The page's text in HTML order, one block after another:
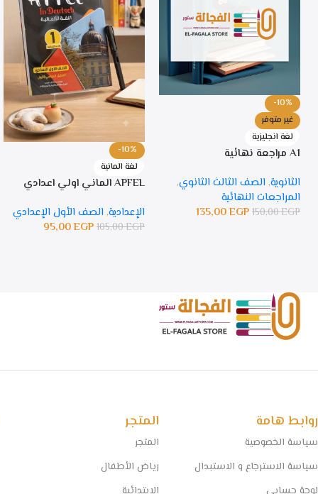
-10%
غير متوفر
لغة انجليزية
A1 مراجعة نهائية
الثانوية, الصف الثالث الثانوي,
المراجعات النهائية
150,00EGP
135,00EGP
-10%
لغة المانية
APFEL الماني اولي اعدادي
الإعدادية, الصف الأول الإعدادي
105,00EGP
95,00EGP
روابط هامة
سياسة الخصوصية
سياسة الاسترجاع و الاستبدال
المتجر
المتجر
رياض الأطفال